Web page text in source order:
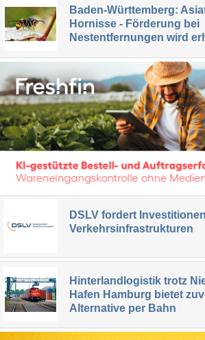
Baden-Württemberg:
Hornisse - Förderung bei
Nestentfernungen wird
DSLV fordert
Verkehrsinfrastrukturen
Hinterlandlogistik trotz
Hafen Hamburg bietet
Alternative per Bahn